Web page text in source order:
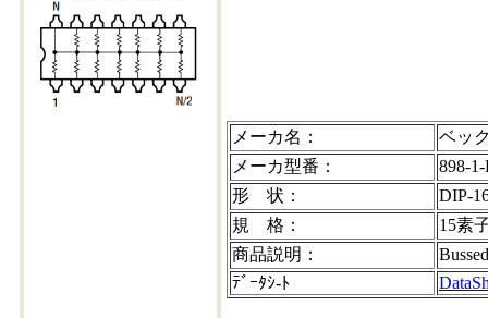
メーカ名：
ベッ
メーカ型番：
898-
形 状：
DIP-
規 格：
15素
商品説明：
ﾃﾞｰﾀｼ-ﾄ